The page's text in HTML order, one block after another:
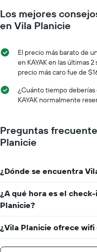
Los mejores
en Vila Planicie
El precio más barato de
en KAYAK en las últimas
precio más caro fue de
¿Cuánto tiempo deberías
KAYAK normalmente
Preguntas
Planicie
¿Dónde se encuentra
¿A qué hora es el
Planicie?
¿Vila Planicie ofrece wifi